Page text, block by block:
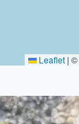
Leaflet | ©